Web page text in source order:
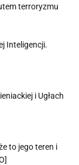
terroryzmu
Inteligencji.
i Ugłach
to jego teren i